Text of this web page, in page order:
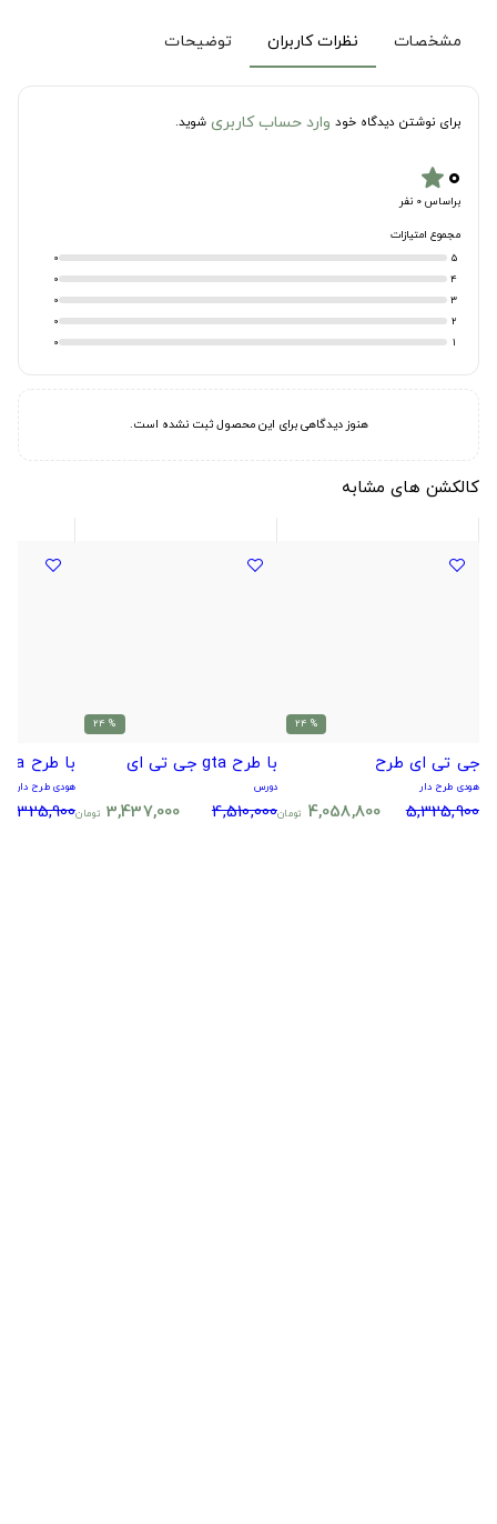
مشخصات نظرات کاربران توضیحات
برای نوشتن دیدگاه خود وارد حساب کاربری شوید.
۰star
براساس 0 نفر
مجموع امتیازات
5
0
4
0
3
0
2
0
1
0
هنوز دیدگاهی برای این محصول ثبت نشده است.
کالکشن های مشابه
% 24
جی تی ای طرح
هودی طرح دار
5,325,900
4,058,800 تومان
% 24
با طرح gta جی تی ای
دورس
4,510,000
3,437,000 تومان
با طرح gta جی تی ای
هودی طرح دار
5,325,900